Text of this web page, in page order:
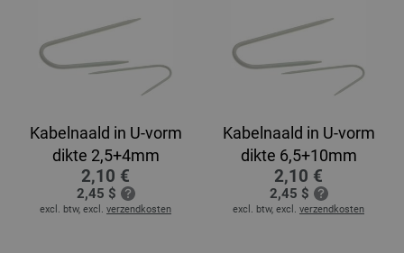
Kabelnaald in U-vorm
dikte 2,5+4mm
2,10 €
2,45 $
excl. btw, excl. verzendkosten
Kabelnaald in U-vorm
dikte 6,5+10mm
2,10 €
2,45 $
excl. btw, excl. verzendkosten